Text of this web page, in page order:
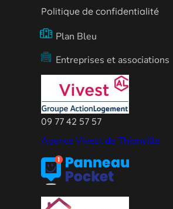
Politique de confidentialité
Plan Bleu
Entreprises et associations
09 77 42 57 57
Agence Vivest de Thionville